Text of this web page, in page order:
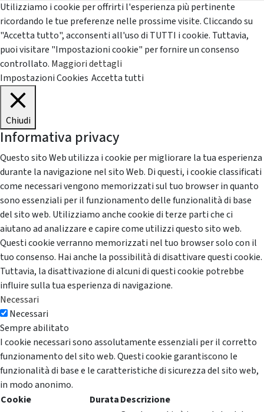
Utilizziamo i cookie per offrirti l'esperienza più pertinente
ricordando le tue preferenze nelle prossime visite. Cliccando su
"Accetta tutto", acconsenti all'uso di TUTTI i cookie. Tuttavia,
puoi visitare "Impostazioni cookie" per fornire un consenso
controllato. Maggiori dettagli
Impostazioni Cookies Accetta tutti
Chiudi
Informativa privacy
Questo sito Web utilizza i cookie per migliorare la tua esperienza
durante la navigazione nel sito Web. Di questi, i cookie classificati
come necessari vengono memorizzati sul tuo browser in quanto
sono essenziali per il funzionamento delle funzionalità di base
del sito web. Utilizziamo anche cookie di terze parti che ci
aiutano ad analizzare e capire come utilizzi questo sito web.
Questi cookie verranno memorizzati nel tuo browser solo con il
tuo consenso. Hai anche la possibilità di disattivare questi cookie.
Tuttavia, la disattivazione di alcuni di questi cookie potrebbe
influire sulla tua esperienza di navigazione.
Necessari
Necessari
Sempre abilitato
I cookie necessari sono assolutamente essenziali per il corretto
funzionamento del sito web. Questi cookie garantiscono le
funzionalità di base e le caratteristiche di sicurezza del sito web,
in modo anonimo.
Cookie
DurataDescrizione